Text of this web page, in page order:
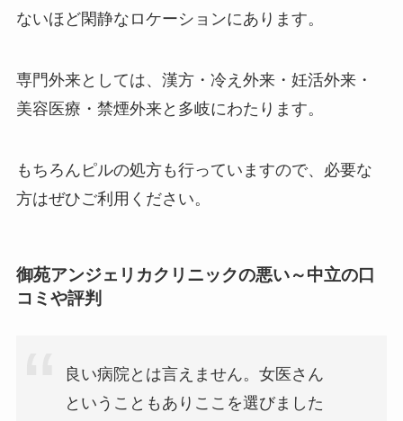
ないほど閑静なロケーションにあります。
専門外来としては、漢方・冷え外来・妊活外来・
美容医療・禁煙外来と多岐にわたります。
もちろんピルの処方も行っていますので、必要な
方はぜひご利用ください。
御苑アンジェリカクリニックの悪い～中立の口
コミや評判
良い病院とは言えません。女医さん
ということもありここを選びました